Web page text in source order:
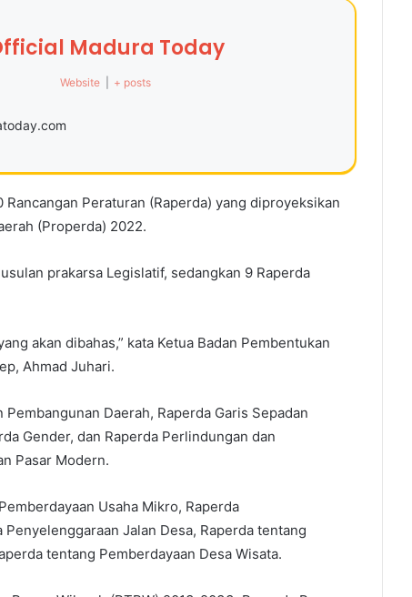
Madura Today
Website + posts
Rancangan Peraturan (Raperda) yang diproyeksikan
(Properda) 2022.
prakarsa Legislatif, sedangkan 9 Raperda
akan dibahas,” kata Ketua Badan Pembentukan
Ahmad Juhari.
Daerah, Raperda Garis Sepadan
Gender, dan Raperda Perlindungan dan
Pasar Modern.
Usaha Mikro, Raperda
Jalan Desa, Raperda tentang
tentang Pemberdayaan Desa Wisata.